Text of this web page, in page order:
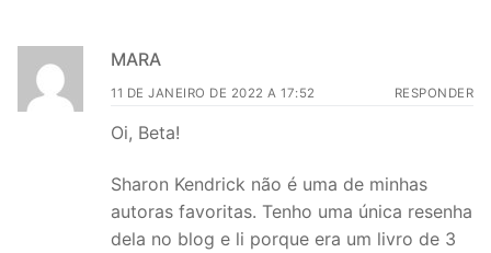
MARA
11 DE JANEIRO DE 2022 A 17:52 RESPONDER
Oi, Beta!
Sharon Kendrick não é uma de minhas
autoras favoritas. Tenho uma única resenha
dela no blog e li porque era um livro de 3